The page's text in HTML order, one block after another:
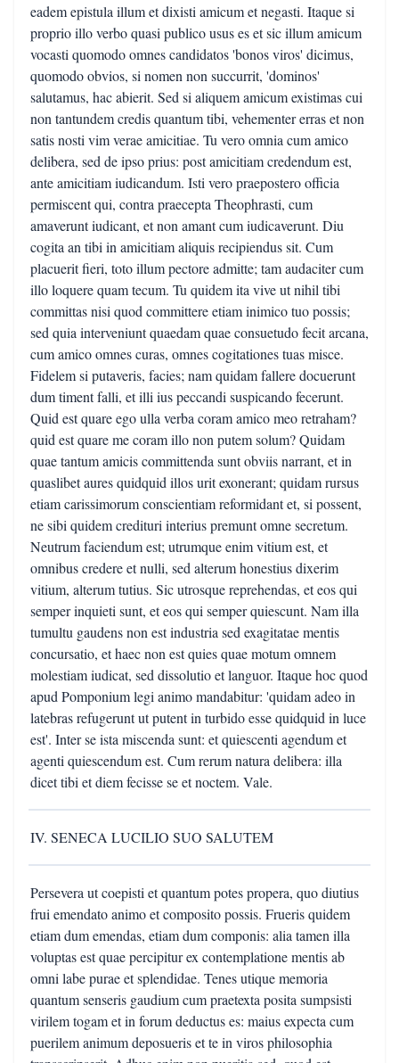
eadem epistula illum et dixisti amicum et negasti. Itaque si
proprio illo verbo quasi publico usus es et sic illum amicum
vocasti quomodo omnes candidatos 'bonos viros' dicimus,
quomodo obvios, si nomen non succurrit, 'dominos'
salutamus, hac abierit. Sed si aliquem amicum existimas cui
non tantundem credis quantum tibi, vehementer erras et non
satis nosti vim verae amicitiae. Tu vero omnia cum amico
delibera, sed de ipso prius: post amicitiam credendum est,
ante amicitiam iudicandum. Isti vero praepostero officia
permiscent qui, contra praecepta Theophrasti, cum
amaverunt iudicant, et non amant cum iudicaverunt. Diu
cogita an tibi in amicitiam aliquis recipiendus sit. Cum
placuerit fieri, toto illum pectore admitte; tam audaciter cum
illo loquere quam tecum. Tu quidem ita vive ut nihil tibi
committas nisi quod committere etiam inimico tuo possis;
sed quia interveniunt quaedam quae consuetudo fecit arcana,
cum amico omnes curas, omnes cogitationes tuas misce.
Fidelem si putaveris, facies; nam quidam fallere docuerunt
dum timent falli, et illi ius peccandi suspicando fecerunt.
Quid est quare ego ulla verba coram amico meo retraham?
quid est quare me coram illo non putem solum? Quidam
quae tantum amicis committenda sunt obviis narrant, et in
quaslibet aures quidquid illos urit exonerant; quidam rursus
etiam carissimorum conscientiam reformidant et, si possent,
ne sibi quidem credituri interius premunt omne secretum.
Neutrum faciendum est; utrumque enim vitium est, et
omnibus credere et nulli, sed alterum honestius dixerim
vitium, alterum tutius. Sic utrosque reprehendas, et eos qui
semper inquieti sunt, et eos qui semper quiescunt. Nam illa
tumultu gaudens non est industria sed exagitatae mentis
concursatio, et haec non est quies quae motum omnem
molestiam iudicat, sed dissolutio et languor. Itaque hoc quod
apud Pomponium legi animo mandabitur: 'quidam adeo in
latebras refugerunt ut putent in turbido esse quidquid in luce
est'. Inter se ista miscenda sunt: et quiescenti agendum et
agenti quiescendum est. Cum rerum natura delibera: illa
dicet tibi et diem fecisse se et noctem. Vale.
IV. SENECA LUCILIO SUO SALUTEM
Persevera ut coepisti et quantum potes propera, quo diutius
frui emendato animo et composito possis. Frueris quidem
etiam dum emendas, etiam dum componis: alia tamen illa
voluptas est quae percipitur ex contemplatione mentis ab
omni labe purae et splendidae. Tenes utique memoria
quantum senseris gaudium cum praetexta posita sumpsisti
virilem togam et in forum deductus es: maius expecta cum
puerilem animum deposueris et te in viros philosophia